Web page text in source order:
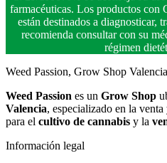
farmacéuticas. Los productos con
están destinados a diagnosticar,
recomienda consultar con su
régimen
Weed Passion, Grow Shop Valencia
Weed Passion es un Grow Shop
Valencia, especializado en la
para el cultivo de cannabis y la
Información legal